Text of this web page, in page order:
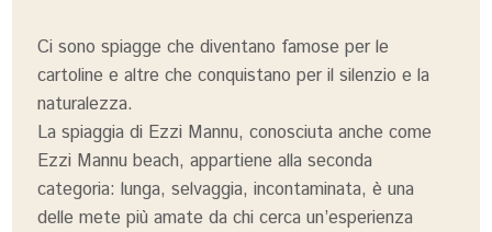
Ci sono spiagge che diventano famose per le
cartoline e altre che conquistano per il silenzio e la
naturalezza.
La spiaggia di Ezzi Mannu, conosciuta anche come
Ezzi Mannu beach, appartiene alla seconda
categoria: lunga, selvaggia, incontaminata, è una
delle mete più amate da chi cerca un’esperienza